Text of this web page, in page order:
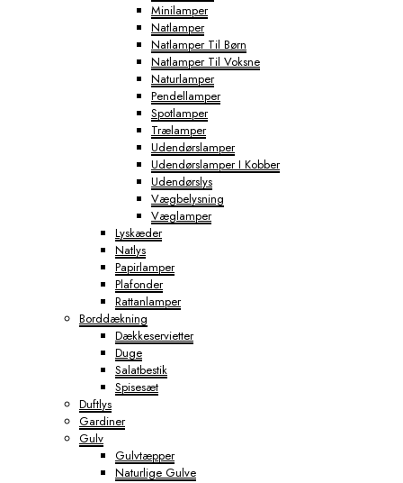
Minilamper
Natlamper
Natlamper Til Børn
Natlamper Til Voksne
Naturlamper
Pendellamper
Spotlamper
Trælamper
Udendørslamper
Udendørslamper I Kobber
Udendørslys
Vægbelysning
Væglamper
Lyskæder
Natlys
Papirlamper
Plafonder
Rattanlamper
Borddækning
Dækkeservietter
Duge
Salatbestik
Spisesæt
Duftlys
Gardiner
Gulv
Gulvtæpper
Naturlige Gulve